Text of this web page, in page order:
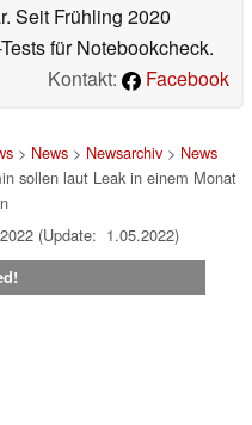
Seit Frühling 2020
für Notebookcheck.
Kontakt:
Facebook
> News> Newsarchiv> News
sollen laut Leak in einem Monat
(Update: 1.05.2022)